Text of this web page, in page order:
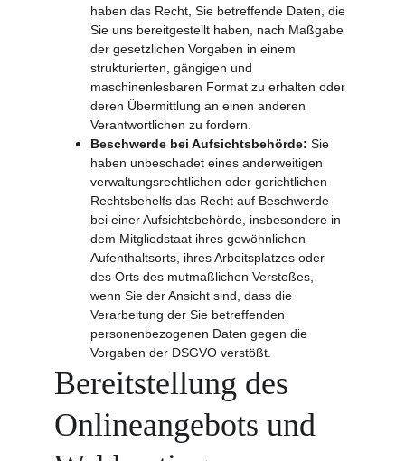
haben das Recht, Sie betreffende Daten, die
Sie uns bereitgestellt haben, nach Maßgabe
der gesetzlichen Vorgaben in einem
strukturierten, gängigen und
maschinenlesbaren Format zu erhalten oder
deren Übermittlung an einen anderen
Verantwortlichen zu fordern.
Beschwerde bei Aufsichtsbehörde: Sie
haben unbeschadet eines anderweitigen
verwaltungsrechtlichen oder gerichtlichen
Rechtsbehelfs das Recht auf Beschwerde
bei einer Aufsichtsbehörde, insbesondere in
dem Mitgliedstaat ihres gewöhnlichen
Aufenthaltsorts, ihres Arbeitsplatzes oder
des Orts des mutmaßlichen Verstoßes,
wenn Sie der Ansicht sind, dass die
Verarbeitung der Sie betreffenden
personenbezogenen Daten gegen die
Vorgaben der DSGVO verstößt.
Bereitstellung des
Onlineangebots und